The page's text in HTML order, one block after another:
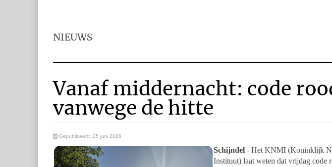
NIEUWS
Vanaf middernacht: code
vanwege de hitte
Gepubliceerd: 25 juni 2026
Schijndel - Het KNMI (Koninklijk
Instituut) laat weten dat vrijdag code